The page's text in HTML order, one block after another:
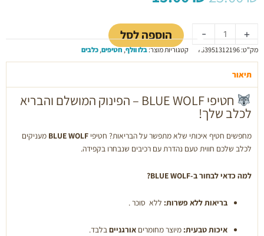
המקורי
היה:
25.00 ₪.
הוא:
15.00 ₪. -
של
BLUE
WOLF
חטיף
לכלב
–
ספיישל
עור
דג
+ הוספה לסל
מק"ט:753951312196 קטגוריות מוצר:בלו וולף,חטיפים,כלבים
תיאור
חטיפי BLUE WOLF – הפינוק המושלם והבריא
לכלב שלך!
מחפשים חטיף איכותי שלא מתפשר על הבריאות? חטיפי BLUE WOLF מעניקים
לכלב שלכם חווית טעם נהדרת עם רכיבים שנבחרו בקפידה.
למה כדאי לבחור ב-BLUE WOLF?
בריאות ללא פשרות: ללא סוכר .
איכות טבעית: מיוצר מחומריםאורגנייםבלבד.